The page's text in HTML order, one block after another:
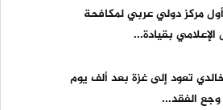
مركز دولي عربي لمكافحة
الإعلامي بقيادة...
تعود إلى غزة بعد ألف يوم
وجع الفقد...